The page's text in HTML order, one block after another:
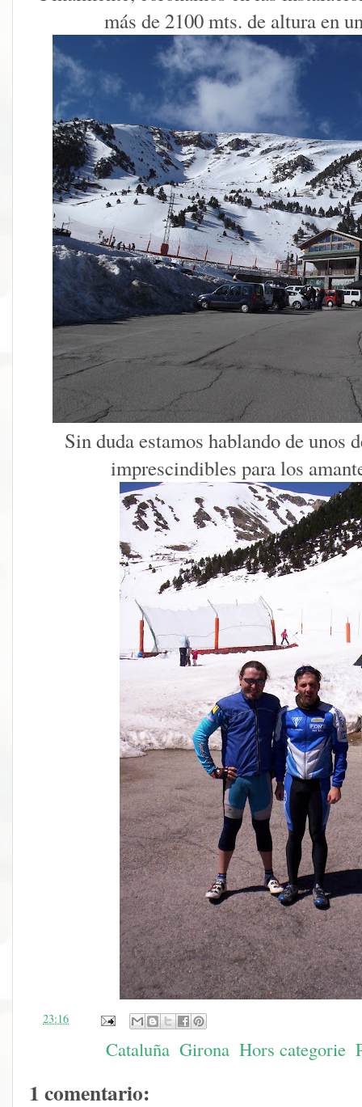
más de 2100 mts. de altura en
Sin duda estamos hablando de unos
imprescindibles para los
23:16
Cataluña Girona Hors categorie
1 comentario: